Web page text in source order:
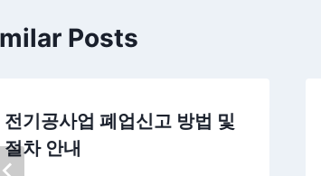
Posts
전기공사업 폐업신고 방법 및
절차 안내